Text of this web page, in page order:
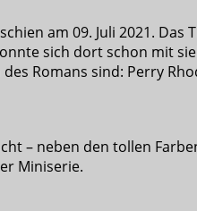
am 09. Juli 2021.
sich dort schon mit
Romans sind: Perry
– neben den tollen
Miniserie.